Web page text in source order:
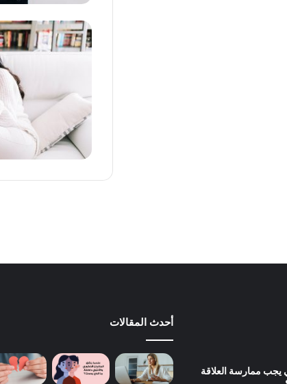
يجب ممارسة العلاقة
أحدث المقالات